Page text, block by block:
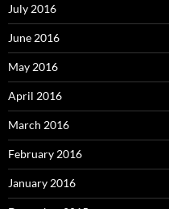
July 2016
June 2016
May 2016
April 2016
March 2016
February 2016
January 2016